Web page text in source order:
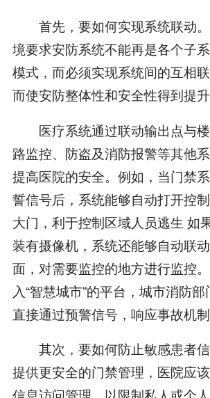
首先，要如何实现系统联动。
境要求安防系统不能再是各个子
模式，而必须实现系统间的互相
而使安防整体性和安全性得到提升
医疗系统通过联动输出点与楼
路监控、防盗及消防报警等其他
提高医院的安全。例如，当门禁
誓信号后，系统能够自动打开控
大门，利于控制区域人员逃生 如
装有摄像机，系统还能够自动联
面，对需要监控的地方进行监控
入“智慧城市”的平台，城市消防
直接通过预警信号，响应事故机制
其次，要如何防止敏感患者信
提供更安全的门禁管理，医院应